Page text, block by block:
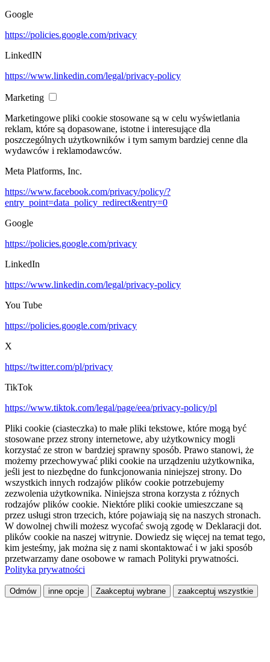
Google
https://policies.google.com/privacy
LinkedIN
https://www.linkedin.com/legal/privacy-policy
Marketing
Marketingowe pliki cookie stosowane są w celu wyświetlania
reklam, które są dopasowane, istotne i interesujące dla
poszczególnych użytkowników i tym samym bardziej cenne dla
wydawców i reklamodawców.
Meta Platforms, Inc.
https://www.facebook.com/privacy/policy/?
entry_point=data_policy_redirect&entry=0
Google
https://policies.google.com/privacy
LinkedIn
https://www.linkedin.com/legal/privacy-policy
You Tube
https://policies.google.com/privacy
X
https://twitter.com/pl/privacy
TikTok
https://www.tiktok.com/legal/page/eea/privacy-policy/pl
Pliki cookie (ciasteczka) to małe pliki tekstowe, które mogą być
stosowane przez strony internetowe, aby użytkownicy mogli
korzystać ze stron w bardziej sprawny sposób. Prawo stanowi, że
możemy przechowywać pliki cookie na urządzeniu użytkownika,
jeśli jest to niezbędne do funkcjonowania niniejszej strony. Do
wszystkich innych rodzajów plików cookie potrzebujemy
zezwolenia użytkownika. Niniejsza strona korzysta z różnych
rodzajów plików cookie. Niektóre pliki cookie umieszczane są
przez usługi stron trzecich, które pojawiają się na naszych stronach.
W dowolnej chwili możesz wycofać swoją zgodę w Deklaracji dot.
plików cookie na naszej witrynie. Dowiedz się więcej na temat tego,
kim jesteśmy, jak można się z nami skontaktować i w jaki sposób
przetwarzamy dane osobowe w ramach Polityki prywatności.
Polityka prywatności
Odmów inne opcje Zaakceptuj wybrane zaakceptuj wszystkie